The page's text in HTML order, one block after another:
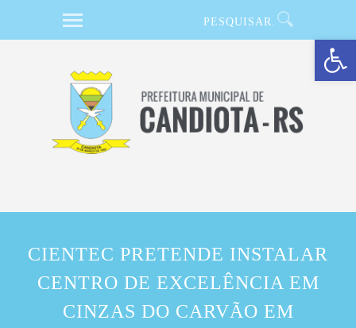
Barra de Ferramentas Aberta
CIENTEC PRETENDE INSTALAR
CENTRO DE EXCELÊNCIA EM
CINZAS DO CARVÃO EM